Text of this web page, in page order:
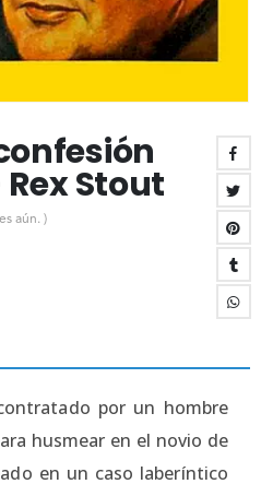
Stout
aún. )
por un hombre
husmear en el novio de
en un caso laberíntico